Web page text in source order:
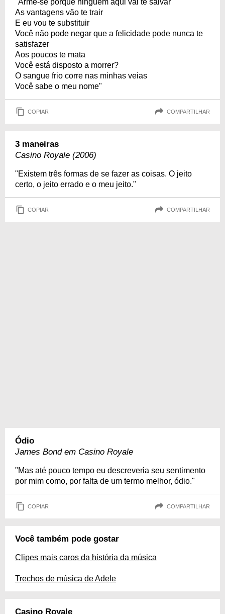
"Arme-se porque ninguém aqui vai te salvar
As vantagens vão te trair
E eu vou te substituir
Você não pode negar que a felicidade pode nunca te
satisfazer
Aos poucos te mata
Você está disposto a morrer?
O sangue frio corre nas minhas veias
Você sabe o meu nome"
COPIAR COMPARTILHAR
3 maneiras
Casino Royale (2006)
"Existem três formas de se fazer as coisas. O jeito
certo, o jeito errado e o meu jeito."
COPIAR COMPARTILHAR
Ódio
James Bond em Casino Royale
"Mas até pouco tempo eu descreveria seu sentimento
por mim como, por falta de um termo melhor, ódio."
COPIAR COMPARTILHAR
Você também pode gostar
Clipes mais caros da história da música
Trechos de música de Adele
Casino Royale